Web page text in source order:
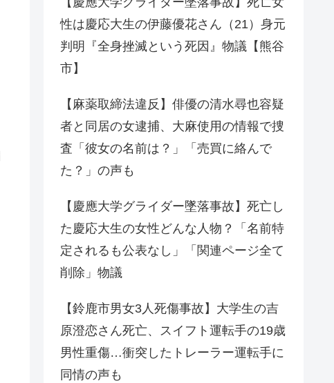
性は慶応大生の伊藤優花さん（21）身元
判明『全身挫滅という死因』物議【熊谷
市】
【麻薬取締法違反】俳優の清水尋也容疑
者と同居の女逮捕、大麻使用の情報で捜
査「彼女の名前は？」「売買に絡んで
た？」の声も
【慶應大学グライダー墜落事故】死亡し
た慶応大生の女性どんな人物？「名前特
定されるも公表なし」「関連ページ全て
削除」物議
【鈴鹿市男女3人死傷事故】大学生の吉
原澄恋さん死亡、スイフト運転手の19歳
男性重傷…衝突したトレーラー運転手に
同情の声も